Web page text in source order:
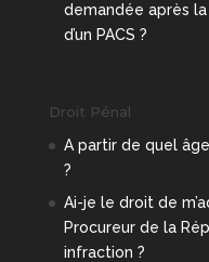
demandée après la
d’un PACS ?
Droit Pénal
A partir de quel
?
Ai-je le droit de
Procureur de la
infraction ?